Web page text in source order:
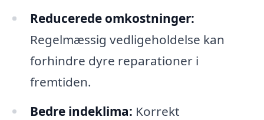
Reducerede omkostninger:
Regelmæssig vedligeholdelse kan
forhindre dyre reparationer i
fremtiden.
Bedre indeklima: Korrekt